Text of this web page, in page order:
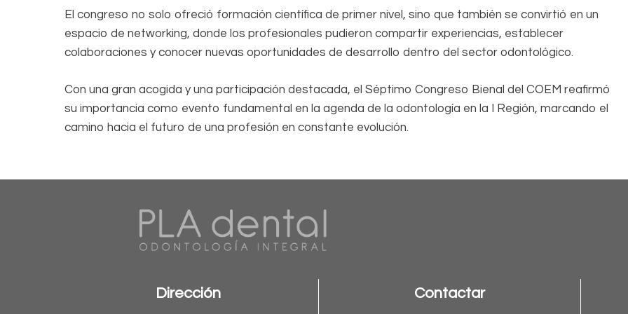
El congreso no solo ofreció formación científica de primer nivel, sino que también se convirtió en un
espacio de networking, donde los profesionales pudieron compartir experiencias, establecer
colaboraciones y conocer nuevas oportunidades de desarrollo dentro del sector odontológico.
Con una gran acogida y una participación destacada, el Séptimo Congreso Bienal del COEM reafirmó
su importancia como evento fundamental en la agenda de la odontología en la I Región, marcando el
camino hacia el futuro de una profesión en constante evolución.
Dirección Contactar